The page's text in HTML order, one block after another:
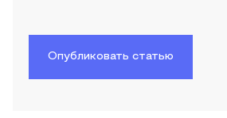
Опубликовать статью